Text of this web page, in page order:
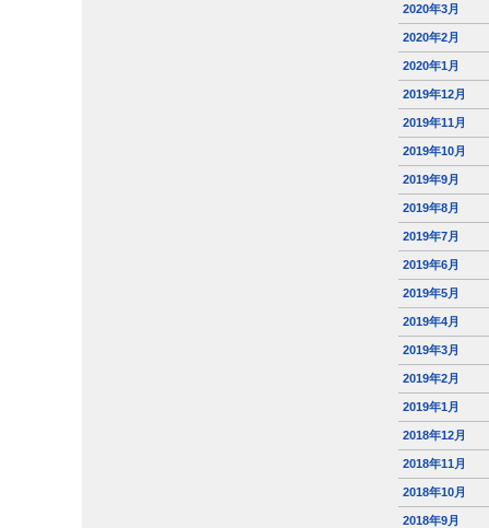
2020年3月
2020年2月
2020年1月
2019年12月
2019年11月
2019年10月
2019年9月
2019年8月
2019年7月
2019年6月
2019年5月
2019年4月
2019年3月
2019年2月
2019年1月
2018年12月
2018年11月
2018年10月
2018年9月